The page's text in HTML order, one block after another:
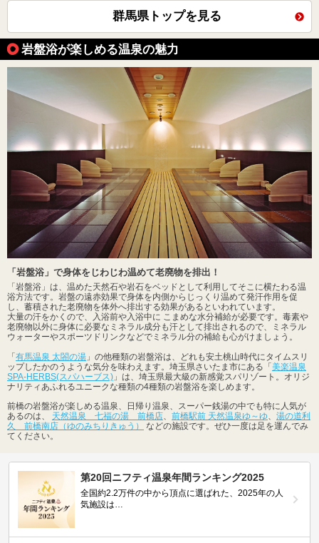
群馬県トップを見る
岩盤浴が楽しめる温泉の魅力
「岩盤浴」で身体をじわじわ温めて老廃物を排出！
「岩盤浴」は、温めた天然石や岩石をベッドとして利用してそこに横たわる温
浴方法です。岩盤の遠赤効果で身体を内側からじっくり温めて発汗作用を促
し、蓄積された老廃物を体外へ排出する効果があるといわれています。
大量の汗をかくので、入浴前や入浴中に こまめな水分補給が必要です。毒素や
老廃物以外に身体に必要なミネラル成分も汗として排出されるので、ミネラル
ウォーターやスポーツドリンクなどでミネラル分の補給も心がけましょう。
「有馬温泉 太閤の湯 」の他種類の岩盤浴は、どれも安土桃山時代にタイムスリ
ップしたかのうような気分を味わえます。埼玉県さいたま市にある「美楽温泉
SPA-HERBS(スパハーブス) 」は、埼玉県最大級の新感覚スパリゾート。オリジ
ナリティあふれるユニークな種類の4種類の岩盤浴を楽しめます。
前橋の岩盤浴が楽しめる温泉、日帰り温泉、スーパー銭湯の中でも特に人気が
あるのは、 天然温泉 七福の湯 前橋店 前橋駅前 天然温泉ゆ～ゆ
湯の道利
久 前橋南店（ゆのみちりきゅう）
などの施設です。ぜひ一度は足を運んでみ
てください。
第20回ニフティ温泉年間ランキング2025
全国約2.2万件の中から頂点に選ばれた、2025年の人
気施設は…